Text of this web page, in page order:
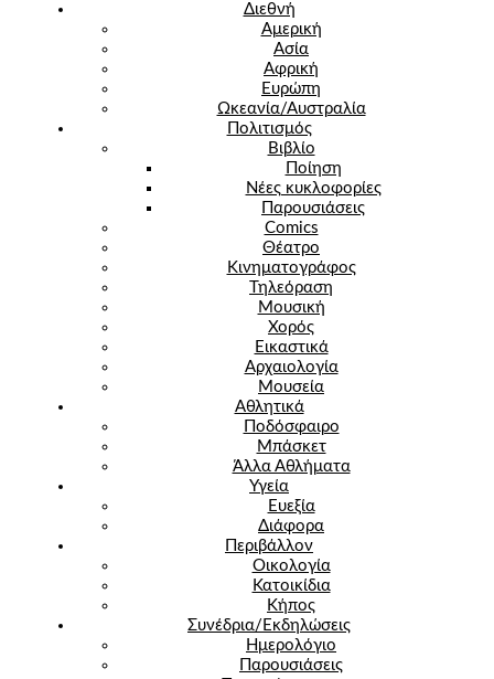
Διεθνή
Αμερική
Ασία
Αφρική
Ευρώπη
Ωκεανία/Αυστραλία
Πολιτισμός
Βιβλίο
Ποίηση
Νέες κυκλοφορίες
Παρουσιάσεις
Comics
Θέατρο
Κινηματογράφος
Τηλεόραση
Μουσική
Χορός
Εικαστικά
Αρχαιολογία
Μουσεία
Αθλητικά
Ποδόσφαιρο
Μπάσκετ
Άλλα Αθλήματα
Υγεία
Ευεξία
Διάφορα
Περιβάλλον
Οικολογία
Κατοικίδια
Κήπος
Συνέδρια/Εκδηλώσεις
Ημερολόγιο
Παρουσιάσεις